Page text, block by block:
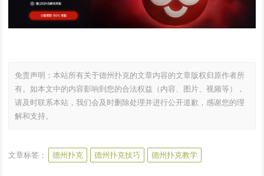
免责声明：本站所有关于德州扑克的文章内容的文章版权归原作者所
有。如本文中的内容影响到您的合法权益（内容、图片、视频等），
请及时联系本站，我们会及时删除处理并进行公开道歉，感谢您的理
解和支持。
文章标签： 德州扑克 德州扑克技巧 德州扑克教学